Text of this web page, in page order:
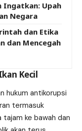
Ingatkan: Upah
Negara
dan Etika
dan Mencegah
Kecil
hukum antikorupsi
termasuk
tajam ke bawah dan